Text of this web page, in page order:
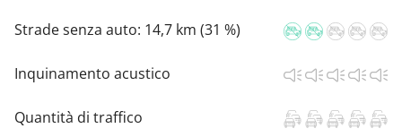
Strade senza auto: 14,7 km (31 %)
Inquinamento acustico
Quantità di traffico